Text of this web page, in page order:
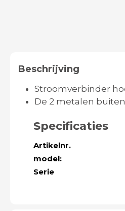
Beschrijving
Stroomverbinder
De 2 metalen
Specificaties
Artikelnr.
model:
Serie